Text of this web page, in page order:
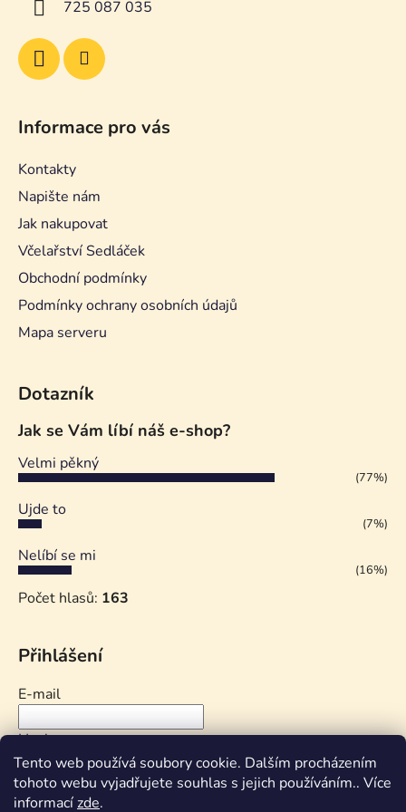
Tento web používá soubory cookie. Dalším procházením
tohoto webu vyjadřujete souhlas s jejich používáním.. Více
informacízde.
725 087 035
Informace pro vás
Kontakty
Napište nám
Jak nakupovat
Včelařství Sedláček
Obchodní podmínky
Podmínky ochrany osobních údajů
Mapa serveru
Dotazník
Jak se Vám líbí náš e-shop?
Velmi pěkný
(77%)
Ujde to
(7%)
Nelíbí se mi
(16%)
Počet hlasů: 163
Přihlášení
E-mail
Heslo
PŘIHLÁSIT SE